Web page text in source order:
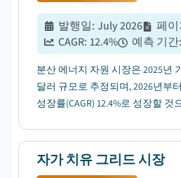
발행일: July 2026 페
CAGR: 12.4% 예측 기간
분산 에너지 자원 시장은 2025년
달러 규모로 추정되며, 2026년부
성장률(CAGR) 12.4%로 성장할 것
자가 치유 그리드 시장